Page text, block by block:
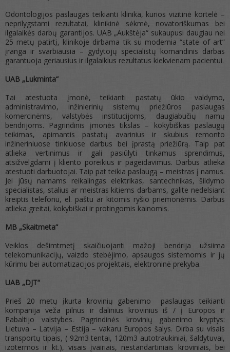
Odontologijos paslaugas teikianti klinika, kurios vizitinė kortelė –
neprilygstami rezultatai, klinikinė sėkmė, novatoriškumas bei
ilgalaikės darbų garantijos. UAB „Aukštėja“ sukaupusi daugiau nei
25 metų patirtį, klinikoje dirbama tik su modernia “state of art”
įranga ir svarbiausia – gydytojų specialistų komandinis darbas
garantuoja geriausius ir ilgalaikius rezultatus kiekvienam pacientui.
UAB „Lukminta“
Tai atestuota įmonė, teikianti pastatų ūkio valdymo,
administravimo, inžinierinių sistemų priežiūros paslaugas
komercinėms, valstybės institucijoms, daugiabučių namų
bendrijoms. Pagrindinis įmonės tikslas – kokybiškas paslaugų
teikimas, apimantis pastatų avarinius ir skubius remonto
inžineriniuose tinkluose darbus bei įprastą priežiūrą. Taip pat
atlieka vertinimus ir gali pasiūlyti tinkamus sprendimus,
atsižvelgdami į kliento poreikius ir pageidavimus. Darbus atlieka
atestuoti darbuotojai. Taip pat teikia paslaugą – meistras į namus.
Jei jūsų namams reikalingas elektrikas, santechnikas, šildymo
specialistas, stalius ar meistras kitiems darbams, galite nedelsiant
kreiptis telefonu, el. paštu ar kitomis ryšio priemonėmis. Darbus
atlieka greitai, kokybiškai ir protingomis kainomis.
MB „Skaitmeta“
Veiklos dešimtmetį skaičiuojanti mažoji bendrija užsiima
telekomunikacijų, vaizdo stebėjimo, apsaugos sistemomis ir jų
kūrimu bei automatizacijos projektais, elektroninė prekyba.
UAB „DJT“
Prieš 20 metų įkurta krovinių gabenimo paslaugas teikianti
kompanija veža pilnus ir dalinius krovinius iš / į Europos ir
Pabaltijo valstybes. Pagrindinės krovinių gabenimo kryptys:
Lietuva – Latvija – Estija – vakaru Europos šalys. Dirba su visais
transportų tipais, ( 92m3 tentai, 120m3 autotraukiniai, šaldytuvai,
izotermos ir kt.), visais įvairiais, nestandartiniais kroviniais, bei